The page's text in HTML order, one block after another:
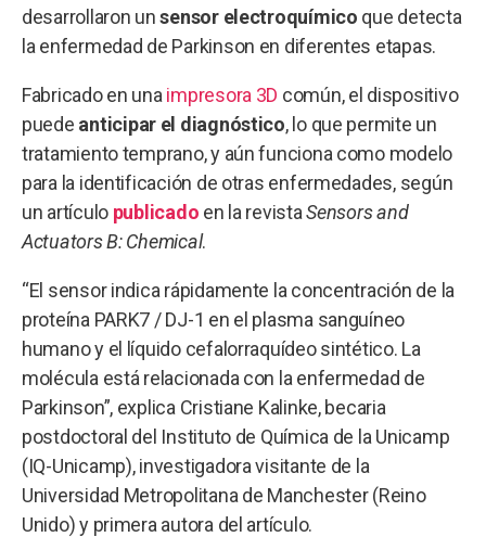
desarrollaron unsensor electroquímico que detecta
la enfermedad de Parkinson en diferentes etapas.
Fabricado en una impresora 3D común, el dispositivo
puede anticipar el diagnóstico, lo que permite un
tratamiento temprano, y aún funciona como modelo
para la identificación de otras enfermedades, según
un artículo publicado en la revistaSensors and
Actuators B: Chemical.
“El sensor indica rápidamente la concentración de la
proteína PARK7 / DJ-1 en el plasma sanguíneo
humano y el líquido cefalorraquídeo sintético. La
molécula está relacionada con la enfermedad de
Parkinson”, explica Cristiane Kalinke, becaria
postdoctoral del Instituto de Química de la Unicamp
(IQ-Unicamp), investigadora visitante de la
Universidad Metropolitana de Manchester (Reino
Unido) y primera autora del artículo.